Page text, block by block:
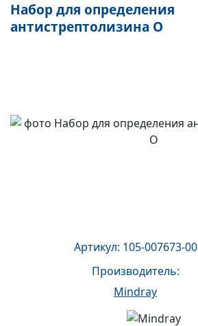
Набор для определения
антистрептолизина О
Артикул: 105-007673-00
Производитель:
Mindray